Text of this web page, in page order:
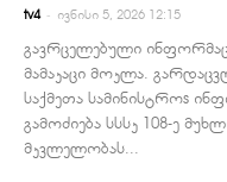
tv4 - ივნისი 5, 2026 12:15
გავრცელებული
მამაკაცი მოკლა.
საქმეთა სამინისტროs
გამოძიება სსსკ 108-ე
მკვლელობას...